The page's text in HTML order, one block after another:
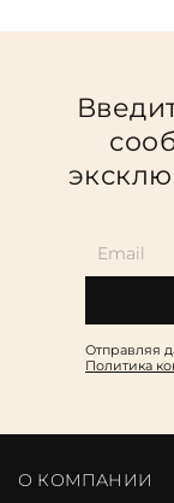
Отправляя
Политика
О КОМПАНИИ